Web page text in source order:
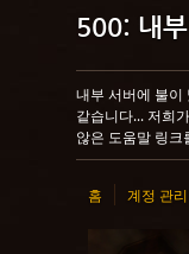
500: 내
내부 서버에 불이
같습니다... 저희
않은 도움말 링
홈 계정 관리